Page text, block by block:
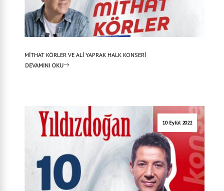
MİTHAT KÖRLER VE ALİ YAPRAK HALK KONSERİ
DEVAMINI OKU
10 Eylül 2022